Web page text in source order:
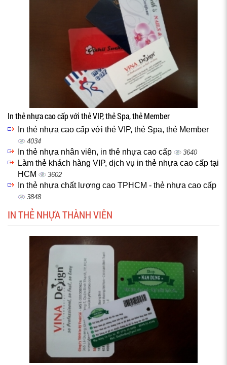
In thẻ nhựa cao cấp với thẻ VIP, thẻ Spa, thẻ Member
In thẻ nhựa cao cấp với thẻ VIP, thẻ Spa, thẻ Member
4034
In thẻ nhựa nhân viên, in thẻ nhựa cao cấp 3640
Làm thẻ khách hàng VIP, dịch vụ in thẻ nhựa cao cấp tại
HCM
3602
In thẻ nhựa chất lượng cao TPHCM - thẻ nhựa cao cấp
3848
IN THẺ NHỰA THÀNH VIÊN